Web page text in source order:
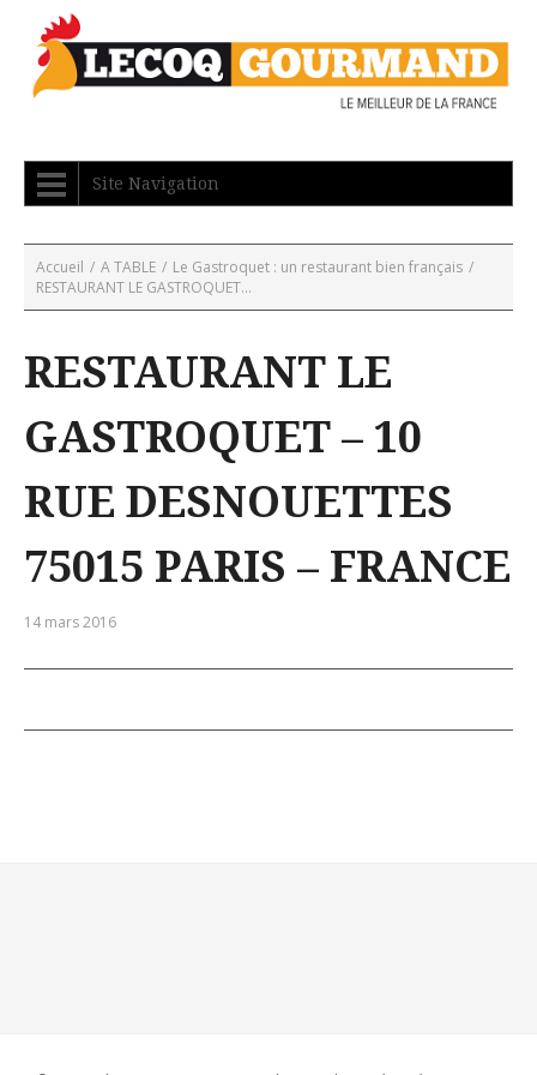
Site Navigation
Accueil / A TABLE / Le Gastroquet : un restaurant bien français /
RESTAURANT LE GASTROQUET...
RESTAURANT LE
GASTROQUET – 10
RUE DESNOUETTES
75015 PARIS – FRANCE
14 mars 2016